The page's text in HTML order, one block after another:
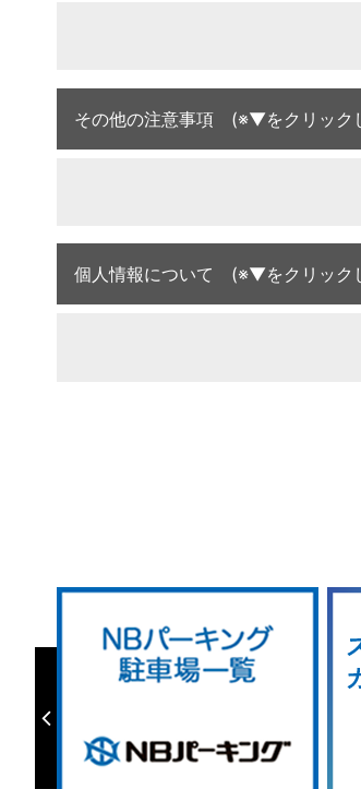
その他の注意事項 (※▼をクリック
個人情報について (※▼をクリック